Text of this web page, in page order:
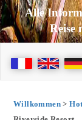
Alle
Reise
Willkommen>